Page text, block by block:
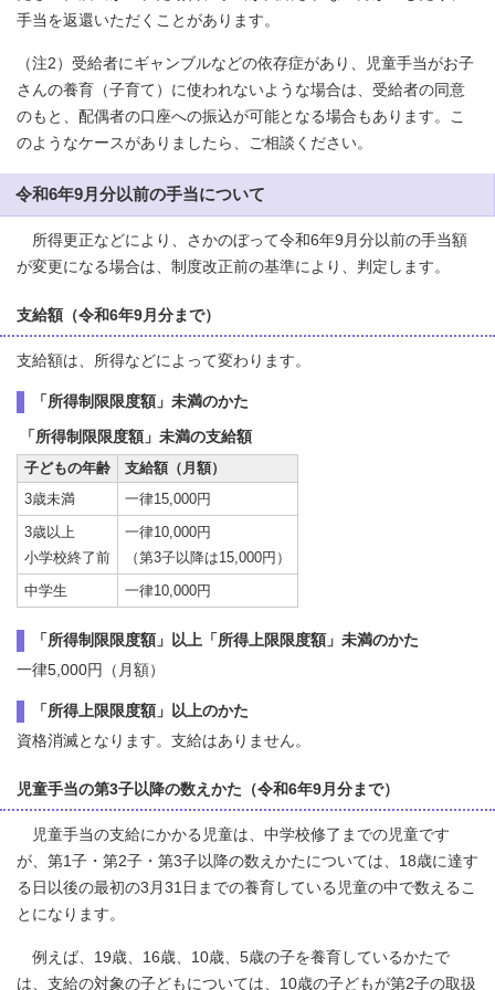
手当を返還いただくことがあります。
（注2）受給者にギャンブルなどの依存症があり、児童手当がお子
さんの養育（子育て）に使われないような場合は、受給者の同意
のもと、配偶者の口座への振込が可能となる場合もあります。こ
のようなケースがありましたら、ご相談ください。
令和6年9月分以前の手当について
所得更正などにより、さかのぼって令和6年9月分以前の手当額
が変更になる場合は、制度改正前の基準により、判定します。
支給額（令和6年9月分まで）
支給額は、所得などによって変わります。
「所得制限限度額」未満のかた
「所得制限限度額」未満の支給額
子どもの年齢
支給額（月額）
3歳未満
一律15,000円
3歳以上
小学校終了前
一律10,000円
（第3子以降は15,000円）
中学生
一律10,000円
「所得制限限度額」以上「所得上限限度額」未満のかた
一律5,000円（月額）
「所得上限限度額」以上のかた
資格消滅となります。支給はありません。
児童手当の第3子以降の数えかた（令和6年9月分まで）
児童手当の支給にかかる児童は、中学校修了までの児童です
が、第1子・第2子・第3子以降の数えかたについては、18歳に達す
る日以後の最初の3月31日までの養育している児童の中で数えるこ
とになります。
例えば、19歳、16歳、10歳、5歳の子を養育しているかたで
は、支給の対象の子どもについては、10歳の子どもが第2子の取扱